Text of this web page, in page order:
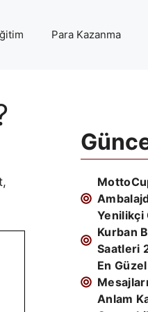
Para Kazanma
Yenilikçi
Kurban
Saatleri
En
Anlam